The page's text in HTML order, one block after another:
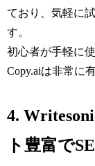
ており、気軽に
す。
初心者が手軽に
Copy.aiは非常に
4.
ト豊富で